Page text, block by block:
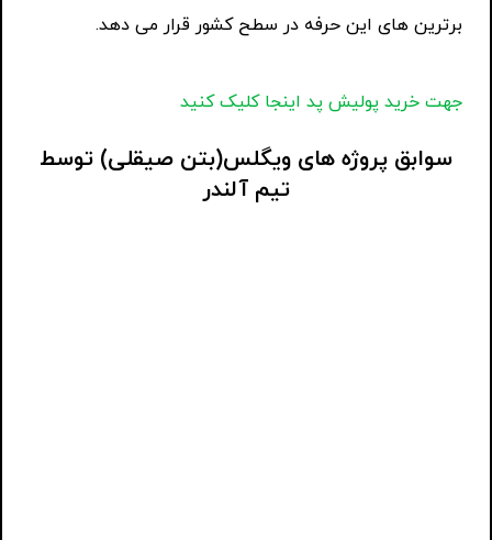
برترین های این حرفه در سطح کشور قرار می دهد.
جهت خرید پولیش پد اینجا کلیک کنید
سوابق پروژه های ویگلس(بتن صیقلی) توسط
تیم آلندر